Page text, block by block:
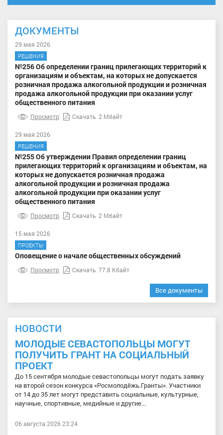
ДОКУМЕНТЫ
29 мая 2026
РЕШЕНИЯ
№256 Об определении границ прилегающих территорий к
организациям и объектам, на которых не допускается
розничная продажа алкогольной продукции и розничная
продажа алкогольной продукции при оказании услуг
общественного питания
Просмотр Скачать 2 Мбайт
29 мая 2026
РЕШЕНИЯ
№255 Об утверждении Правил определении границ
прилегающих территорий к организациям и объектам, на
которых не допускается розничная продажа
алкогольной продукции и розничная продажа
алкогольной продукции при оказании услуг
общественного питания
Просмотр Скачать 2 Мбайт
15 мая 2026
ПРОЕКТЫ
Оповещение о начале общественных обсуждений
Просмотр Скачать 77.8 Кбайт
Все документы
НОВОСТИ
МОЛОДЫЕ СЕВАСТОПОЛЬЦЫ МОГУТ
ПОЛУЧИТЬ ГРАНТ НА СОЦИАЛЬНЫЙ
ПРОЕКТ
До 15 сентября молодые севастопольцы могут подать заявку
на второй сезон конкурса «Росмолодёжь.Гранты». Участники
от 14 до 35 лет могут представить социальные, культурные,
научные, спортивные, медийные и другие...
06 августа 2026 23:24